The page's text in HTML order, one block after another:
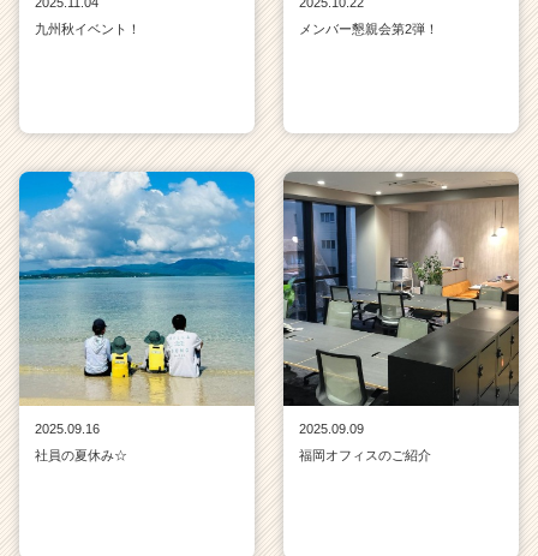
九州秋イベント！
メンバー懇親会第2弾！
2025.09.16
社員の夏休み☆
2025.09.09
福岡オフィスのご紹介